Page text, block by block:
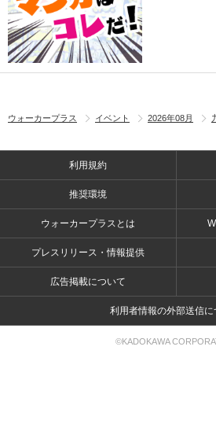
ウォーカープラス イベント 2026年08月
利用規約
推奨環境
ウォーカープラスとは
プレスリリース・情報提供
広告掲載について
利用者情報の外部送信に
©KADOKAWA